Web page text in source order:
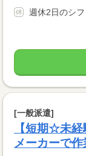
週休2日のシフ
[一般派遣]
【短期☆未
メーカーで作